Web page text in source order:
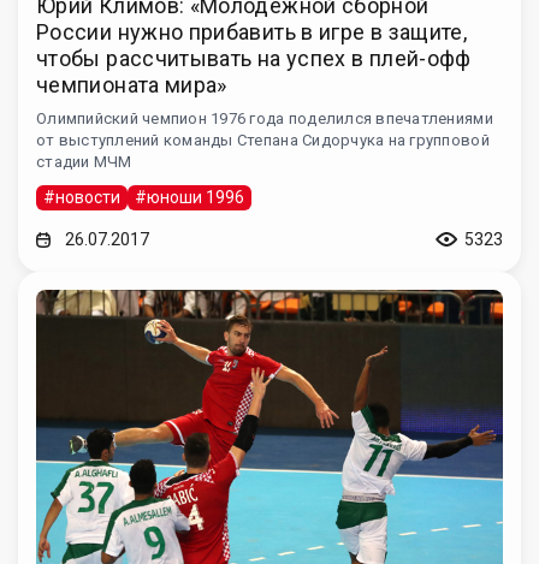
Юрий Климов: «Молодёжной сборной
России нужно прибавить в игре в защите,
чтобы рассчитывать на успех в плей-офф
чемпионата мира»
Олимпийский чемпион 1976 года поделился впечатлениями
от выступлений команды Степана Сидорчука на групповой
стадии МЧМ
#новости #юноши 1996
26.07.2017 5323